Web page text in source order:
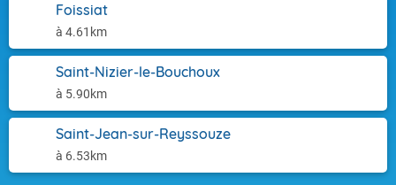
Foissiat
à 4.61km
Saint-Nizier-le-Bouchoux
à 5.90km
Saint-Jean-sur-Reyssouze
à 6.53km